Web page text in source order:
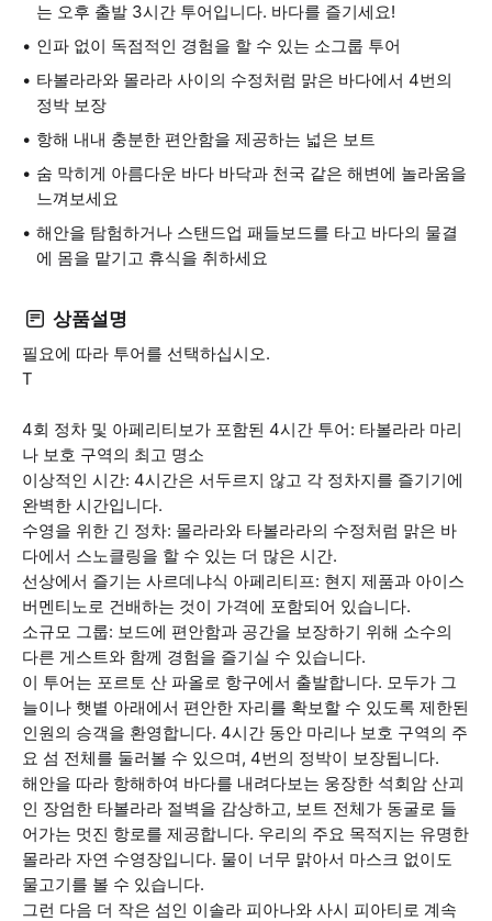
는 오후 출발 3시간 투어입니다. 바다를 즐기세요!
인파 없이 독점적인 경험을 할 수 있는 소그룹 투어
타볼라라와 몰라라 사이의 수정처럼 맑은 바다에서 4번의
정박 보장
항해 내내 충분한 편안함을 제공하는 넓은 보트
숨 막히게 아름다운 바다 바닥과 천국 같은 해변에 놀라움을
느껴보세요
해안을 탐험하거나 스탠드업 패들보드를 타고 바다의 물결
에 몸을 맡기고 휴식을 취하세요
상품설명
필요에 따라 투어를 선택하십시오.
T
4회 정차 및 아페리티보가 포함된 4시간 투어: 타볼라라 마리
나 보호 구역의 최고 명소
이상적인 시간: 4시간은 서두르지 않고 각 정차지를 즐기기에
완벽한 시간입니다.
수영을 위한 긴 정차: 몰라라와 타볼라라의 수정처럼 맑은 바
다에서 스노클링을 할 수 있는 더 많은 시간.
선상에서 즐기는 사르데냐식 아페리티프: 현지 제품과 아이스
버멘티노로 건배하는 것이 가격에 포함되어 있습니다.
소규모 그룹: 보드에 편안함과 공간을 보장하기 위해 소수의
다른 게스트와 함께 경험을 즐기실 수 있습니다.
이 투어는 포르토 산 파올로 항구에서 출발합니다. 모두가 그
늘이나 햇볕 아래에서 편안한 자리를 확보할 수 있도록 제한된
인원의 승객을 환영합니다. 4시간 동안 마리나 보호 구역의 주
요 섬 전체를 둘러볼 수 있으며, 4번의 정박이 보장됩니다.
해안을 따라 항해하여 바다를 내려다보는 웅장한 석회암 산괴
인 장엄한 타볼라라 절벽을 감상하고, 보트 전체가 동굴로 들
어가는 멋진 항로를 제공합니다. 우리의 주요 목적지는 유명한
몰라라 자연 수영장입니다. 물이 너무 맑아서 마스크 없이도
물고기를 볼 수 있습니다.
그런 다음 더 작은 섬인 이솔라 피아나와 사시 피아티로 계속